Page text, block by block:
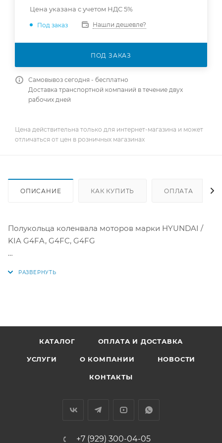
Цена указана с учетом НДС 5%
Под заказ Нашли дешевле?
ПОД ЗАКАЗ
Самовывоз сегодня - бесплатно
Доставка транспортной компаний в течение двух
рабочих дней
Цена действительна только для интернет-магазина и может
отличаться от цен в розничных магазинах
ОПИСАНИЕ КАК КУПИТЬ ОПЛАТА
Полукольца коленвала моторов марки HYUNDAI /
KIA G4FA, G4FC, G4FG
КАТАЛОГ ОПЛАТА И ДОСТАВКА
УСЛУГИ О КОМПАНИИ НОВОСТИ
КОНТАКТЫ
+7 (929) 300-04-05